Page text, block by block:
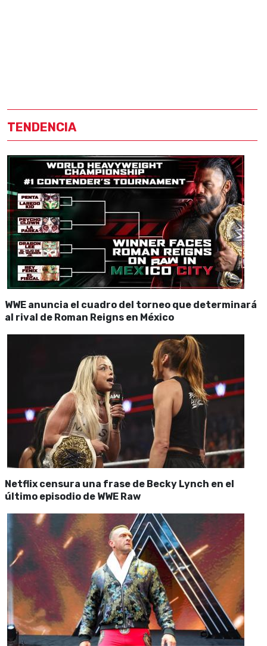
TENDENCIA
WWE anuncia el cuadro del torneo que determinará
al rival de Roman Reigns en México
Netflix censura una frase de Becky Lynch en el
último episodio de WWE Raw